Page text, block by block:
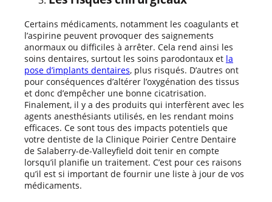
Certains médicaments, notamment les coagulants et
l’aspirine peuvent provoquer des saignements
anormaux ou difficiles à arrêter. Cela rend ainsi les
soins dentaires, surtout les soins parodontaux et la
pose d’implants dentaires, plus risqués. D’autres ont
pour conséquences d’altérer l’oxygénation des tissus
et donc d’empêcher une bonne cicatrisation.
Finalement, il y a des produits qui interfèrent avec les
agents anesthésiants utilisés, en les rendant moins
efficaces. Ce sont tous des impacts potentiels que
votre dentiste de la Clinique Poirier Centre Dentaire
de Salaberry-de-Valleyfield doit tenir en compte
lorsqu’il planifie un traitement. C’est pour ces raisons
qu’il est si important de fournir une liste à jour de vos
médicaments.